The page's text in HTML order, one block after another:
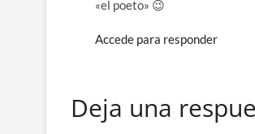
«el poeto» 😉
Accede para responder
Deja una